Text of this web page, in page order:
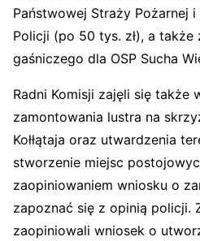
Państwowej Straży Pożarnej
Policji (po 50 tys. zł), a także
gaśniczego dla OSP Sucha
Radni Komisji zajęli się także
zamontowania lustra na
Kołłątaja oraz utwardzenia
stworzenie miejsc
zaopiniowaniem wniosku o
zapoznać się z opinią policji.
zaopiniowali wniosek o